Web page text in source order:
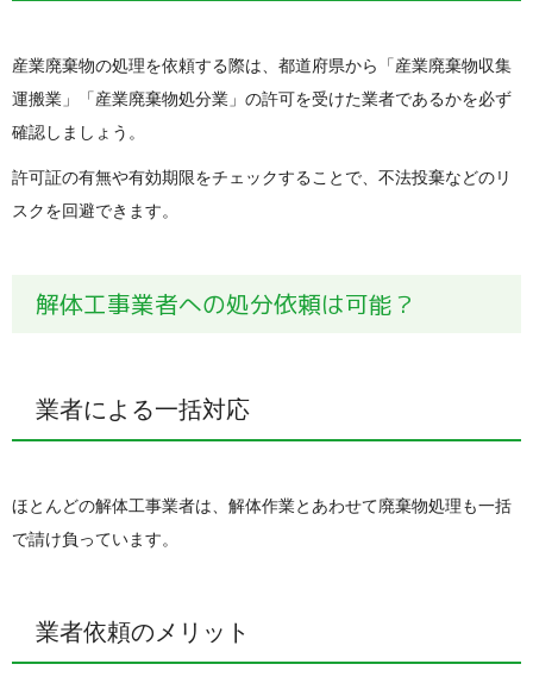
産業廃棄物の処理を依頼する際は、都道府県から「産業廃棄物収集
運搬業」「産業廃棄物処分業」の許可を受けた業者であるかを必ず
確認しましょう。
許可証の有無や有効期限をチェックすることで、不法投棄などのリ
スクを回避できます。
解体工事業者への処分依頼は可能？
業者による一括対応
ほとんどの解体工事業者は、解体作業とあわせて廃棄物処理も一括
で請け負っています。
業者依頼のメリット